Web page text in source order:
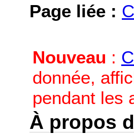
Page liée :
Nouveau :
donnée,
pendant les
À propos